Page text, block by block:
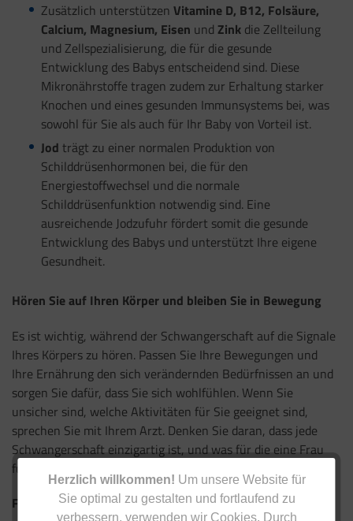
Herzlich willkommen! Um unsere Website für
Sie optimal zu gestalten und fortlaufend zu
verbessern, verwenden wir Cookies. Durch
Zusätzlich unterstützen Vitamine D, B12, Folsäure,
Calcium, Magnesium, Eisen und Zinkdie Zellteilung
und Zellspezialisierung, die für die gesunde
Entwicklung des Babys entscheidend sind. Diese
Mikronährstoffe tragen zudem zur Erhaltung starker
Knochen und eines gesunden Immunsystems bei, was
sowohl für Sie als auch für Ihr Baby von Vorteil ist.
Jod trägt zu einer normalen Produktion von
Schilddrüsenhormonen bei, die für den
Energiestoffwechsel und die normale
Schilddrüsenfunktion notwendig sind. Eine
ausreichende Jodzufuhr fördert somit die gesunde
Entwicklung des Babys und unterstützt Ihre eigene
Gesundheit.
Hören Sie auf Ihren Körper und bleiben Sie in Bewegung
Es ist wichtig, während der Schwangerschaft auf die Signale
Ihres Körpers zu hören. Passen Sie Ihre Bewegungen und
Ihre Ernährung den sich verändernden Bedürfnissen an und
sorgen Sie dafür, dass Sie sich wohlfühlen. Wenn Sie
unsicher sind, welche Aktivitäten für Sie geeignet sind,
sprechen Sie mit Ihrem Arzt. Denken Sie daran, dass jede
Schwangerschaft einzigartig ist, und was für die eine Frau
funktioniert, ist vielleicht nicht ideal für eine andere.
Fazit